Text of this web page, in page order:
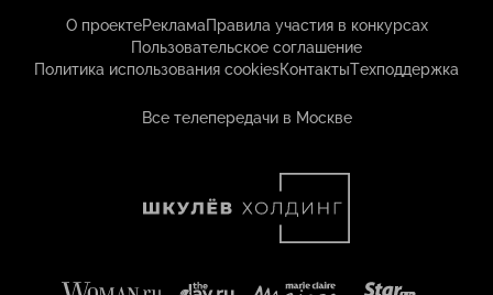
О проектеРекламаПравила участия в конкурсах
Пользовательское соглашение
Политика использования cookiesКонтактыТехподдержка
Все телепередачи в Москве